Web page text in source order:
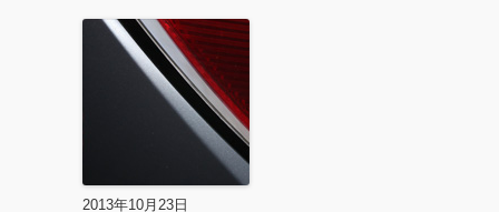
2013年10月23日